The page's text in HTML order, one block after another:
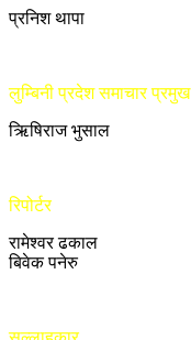
प्रनिश थापा
लुम्बिनी प्रदेश समाचार प्रमुख
ऋिषिराज भुसाल
रिपोर्टर
रामेश्वर ढकाल
बिवेक पनेरु